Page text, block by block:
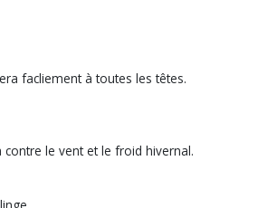
facliement à toutes les têtes.
le vent et le froid hivernal.